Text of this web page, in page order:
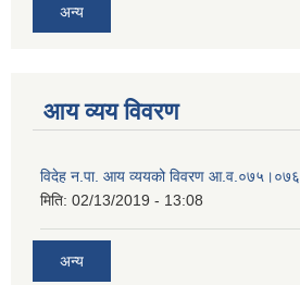
अन्य
आय व्यय विवरण
विदेह न.पा. आय व्ययको विवरण आ.व.०७५।०७६
मिति: 02/13/2019 - 13:08
अन्य